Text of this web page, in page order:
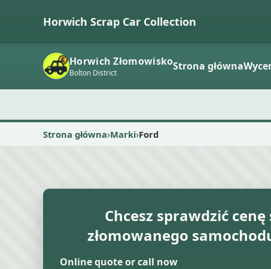
Horwich Scrap Car Collection
Horwich Złomowisko
Bolton District Strona główna
Strona główna Marki Ford
Chcesz sprawdzić
złomowanego
Online quote or call now